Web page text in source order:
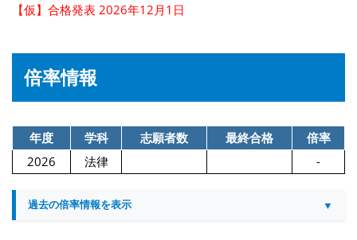
【仮】合格発表 2026年12月1日
倍率情報
年度 学科 志願者数 最終合格
倍率
2026
法律 -
過去の倍率情報を表示